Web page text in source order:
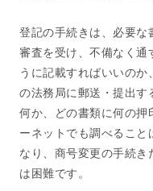
登記の手続きは、必要な
審査を受け、不備なく通
うに記載すればいいのか
の法務局に郵送・提出す
何か、どの書類に何の押
ーネットでも調べること
なり、商号変更の手続
は困難です。